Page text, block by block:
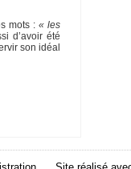
mots : « les
d’avoir été
son idéal